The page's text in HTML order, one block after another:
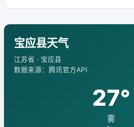
宝应县天气
江苏省 · 宝应县
数据来源：腾讯官方API
27°
雾